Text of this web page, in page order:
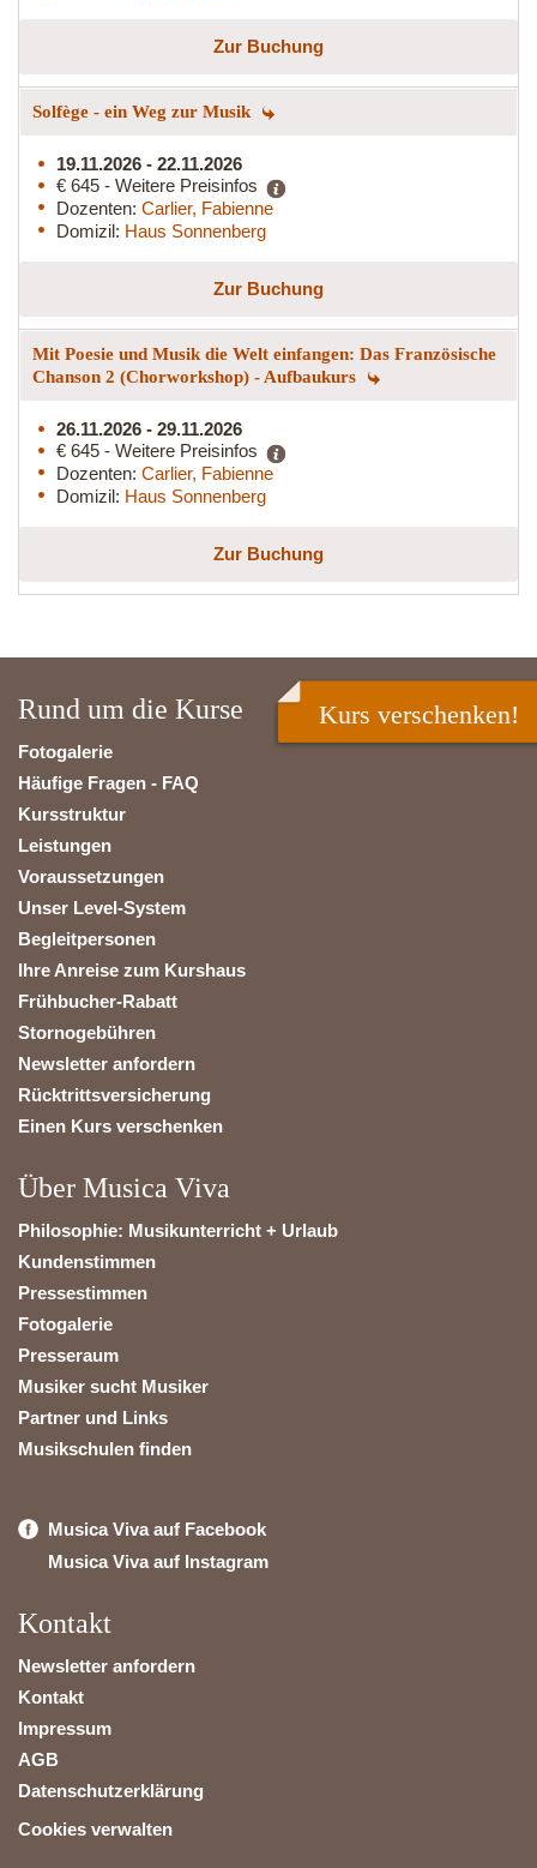
Zur Buchung
Solfège - ein Weg zur Musik
19.11.2026 - 22.11.2026
€ 645 - Weitere Preisinfos
Dozenten: Carlier, Fabienne
Domizil: Haus Sonnenberg
Zur Buchung
Mit Poesie und Musik die Welt einfangen: Das Französische
Chanson 2 (Chorworkshop) - Aufbaukurs
26.11.2026 - 29.11.2026
€ 645 - Weitere Preisinfos
Dozenten: Carlier, Fabienne
Domizil: Haus Sonnenberg
Zur Buchung
Rund um die Kurse
Fotogalerie
Häufige Fragen - FAQ
Kursstruktur
Leistungen
Voraussetzungen
Unser Level-System
Begleitpersonen
Ihre Anreise zum Kurshaus
Frühbucher-Rabatt
Stornogebühren
Newsletter anfordern
Rücktrittsversicherung
Einen Kurs verschenken
Über Musica Viva
Philosophie: Musikunterricht + Urlaub
Kundenstimmen
Pressestimmen
Fotogalerie
Presseraum
Musiker sucht Musiker
Partner und Links
Musikschulen finden
Musica Viva auf Facebook
Musica Viva auf Instagram
Kontakt
Newsletter anfordern
Kontakt
Impressum
AGB
Datenschutzerklärung
Cookies verwalten
Kurs verschenken!